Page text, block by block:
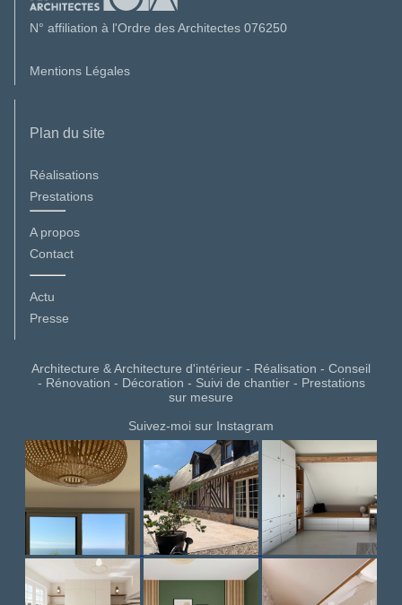
N° affiliation à l'Ordre des Architectes 076250
Mentions Légales
Plan du site
Réalisations
Prestations
A propos
Contact
Actu
Presse
Architecture & Architecture d'intérieur - Réalisation - Conseil
- Rénovation - Décoration - Suivi de chantier - Prestations
sur mesure
Suivez-moi sur Instagram